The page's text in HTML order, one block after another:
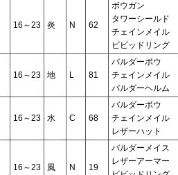
16～23 炎 N 62
ボウガン
タワーシールド
チェインメイル
ビビッドリング
16～23 地 L 81
バルダーボウ
チェインメイル
バルダーヘルム
16～23 水 C 68
バルダーボウ
チェインメイル
レザーハット
16～23 風 N 19
バルダーメイス
レザーアーマー